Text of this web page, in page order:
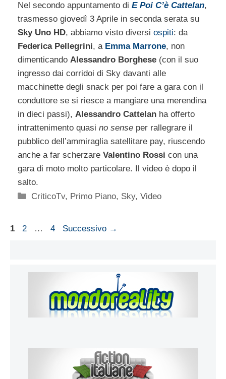
Nel secondo appuntamento di E Poi C’è Cattelan,
trasmesso giovedì 3 Aprile in seconda serata su
Sky Uno HD, abbiamo visto diversi ospiti: da
Federica Pellegrini, a Emma Marrone, non
dimenticando Alessandro Borghese (con il suo
ingresso dai corridoi di Sky davanti alle
macchinette degli snack per poi fare a gara con il
conduttore se si riesce a mangiare una merendina
in dieci passi), Alessandro Cattelan ha offerto
intrattenimento quasi no sense per rallegrare il
pubblico dell’ammiraglia satellitare pay, riuscendo
anche a far scherzare Valentino Rossi con una
gara di moto molto particolare. Il video è dopo il
salto.
Categorie
CriticoTv, Primo Piano, Sky,Video
Pagina
1 Pagina
2 … Pagina
4 Successivo →